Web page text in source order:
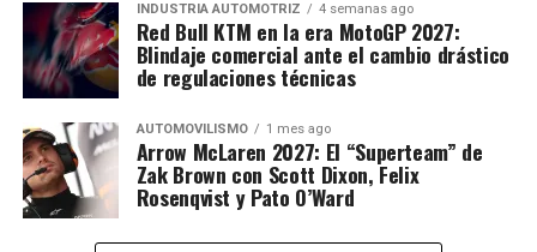
INDUSTRIA AUTOMOTRIZ 4 semanas ago
Red Bull KTM en la era MotoGP 2027:
Blindaje comercial ante el cambio drástico
de regulaciones técnicas
AUTOMOVILISMO 1 mes ago
Arrow McLaren 2027: El “Superteam” de
Zak Brown con Scott Dixon, Felix
Rosenqvist y Pato O’Ward